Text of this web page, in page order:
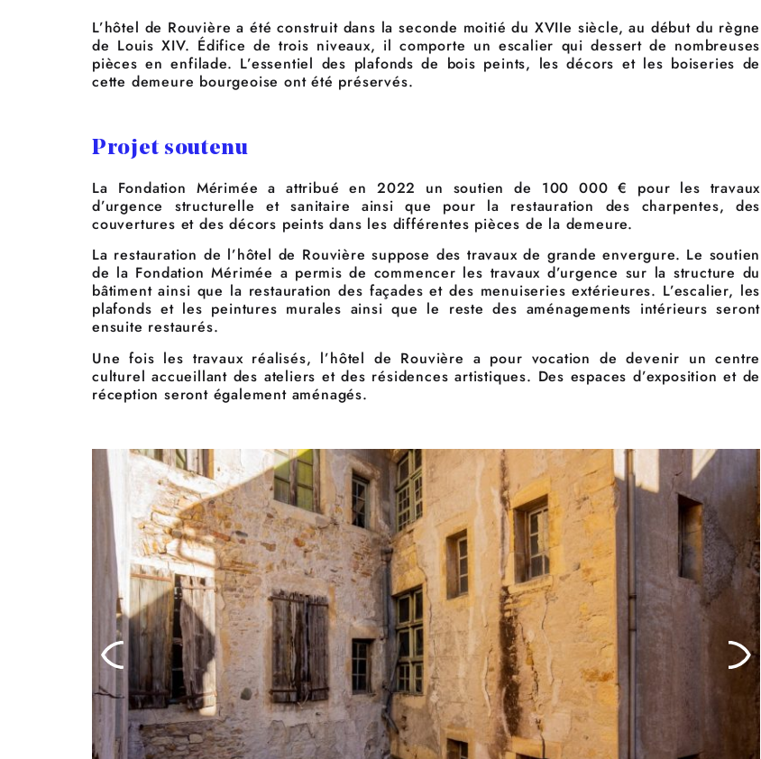
L’hôtel de Rouvière a été construit dans la seconde moitié du XVIIe siècle, au début du règne
de Louis XIV. Édifice de trois niveaux, il comporte un escalier qui dessert de nombreuses
pièces en enfilade. L’essentiel des plafonds de bois peints, les décors et les boiseries de
cette demeure bourgeoise ont été préservés.
Projet soutenu
La Fondation Mérimée a attribué en 2022 un soutien de 100 000 € pour les travaux
d’urgence structurelle et sanitaire ainsi que pour la restauration des charpentes, des
couvertures et des décors peints dans les différentes pièces de la demeure.
La restauration de l’hôtel de Rouvière suppose des travaux de grande envergure. Le soutien
de la Fondation Mérimée a permis de commencer les travaux d’urgence sur la structure du
bâtiment ainsi que la restauration des façades et des menuiseries extérieures. L’escalier, les
plafonds et les peintures murales ainsi que le reste des aménagements intérieurs seront
ensuite restaurés.
Une fois les travaux réalisés, l’hôtel de Rouvière a pour vocation de devenir un centre
culturel accueillant des ateliers et des résidences artistiques. Des espaces d’exposition et de
réception seront également aménagés.